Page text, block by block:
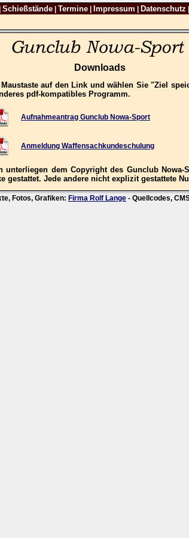
Schießstände| Termine| Impressum Datenschutz
Downloads
auf den Link und wählen Sie "Ziel
pdf-kompatibles Programm.
Aufnahmeantrag Gunclub Nowa-Sport
Anmeldung Waffensachkundeschulung
unterliegen dem Copyright des Gunclub
gestattet. Jede andere nicht explizit gestattete
Fotos, Grafiken: Firma Rolf Lange - Quellcodes,